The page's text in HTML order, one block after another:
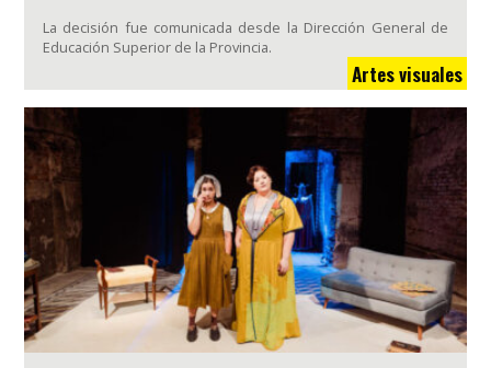
La decisión fue comunicada desde la Dirección General de
Educación Superior de la Provincia.
Artes visuales